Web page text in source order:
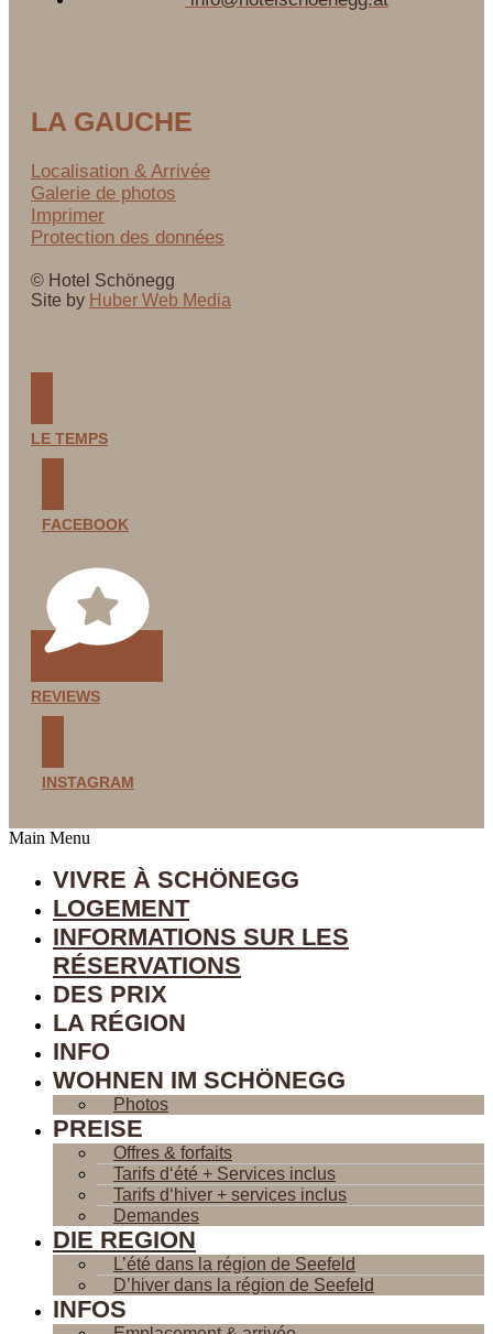
LA GAUCHE
Localisation & Arrivée
Galerie de photos
Imprimer
Protection des données
© Hotel Schönegg
Site by Huber Web Media
LE TEMPS
FACEBOOK
REVIEWS
INSTAGRAM
Main Menu
VIVRE À SCHÖNEGG
LOGEMENT
INFORMATIONS SUR LES
RÉSERVATIONS
DES PRIX
LA RÉGION
INFO
WOHNEN IM SCHÖNEGG
Photos
PREISE
Offres & forfaits
Tarifs d‘été + Services inclus
Tarifs d‘hiver + services inclus
Demandes
DIE REGION
L’été dans la région de Seefeld
D’hiver dans la région de Seefeld
INFOS